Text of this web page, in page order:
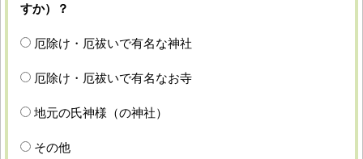
すか）？
厄除け・厄祓いで有名な神社
厄除け・厄祓いで有名なお寺
地元の氏神様（の神社）
その他